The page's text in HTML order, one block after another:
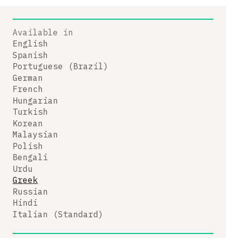
Available in
English
Spanish
Portuguese (Brazil)
German
French
Hungarian
Turkish
Korean
Malaysian
Polish
Bengali
Urdu
Greek
Russian
Hindi
Italian (Standard)